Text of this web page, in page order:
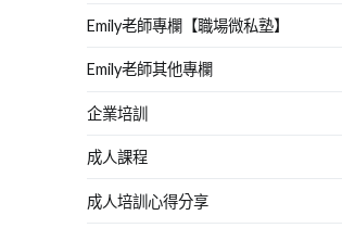
Emily老師專欄【職場微私塾】
Emily老師其他專欄
企業培訓
成人課程
成人培訓心得分享